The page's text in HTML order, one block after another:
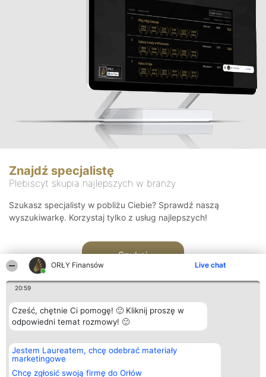
ORŁY Finansów Live chat
20:59
Cześć, chętnie Ci pomogę! 🙂 Kliknij proszę w
odpowiedni temat rozmowy! 🙂
Jestem Laureatem, chcę odebrać materiały
marketingowe
Chcę zgłosić swoją firmę do Orłów
Znajdź specjalistę
Plebiscyt skupia najlepszych w branży
Szukasz specjalisty w pobliżu Ciebie? Sprawdź naszą
wyszukiwarkę. Korzystaj tylko z usług najlepszych!
Szukaj
Organizator plebiscytu
Bright Side Solutions sp. z o.
o. sp. k.
ul. Ruska 22
Plebiscyt
Laureaci
wszystkich
Kontakt
Kontakt